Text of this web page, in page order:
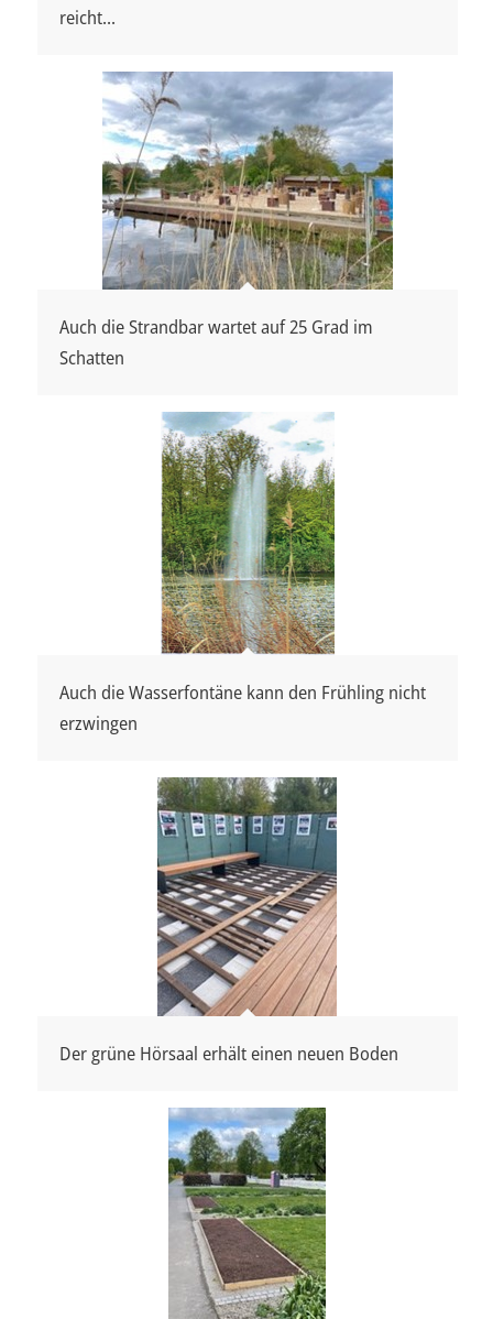
reicht...
Auch die Strandbar wartet auf 25 Grad im
Schatten
Auch die Wasserfontäne kann den Frühling nicht
erzwingen
Der grüne Hörsaal erhält einen neuen Boden